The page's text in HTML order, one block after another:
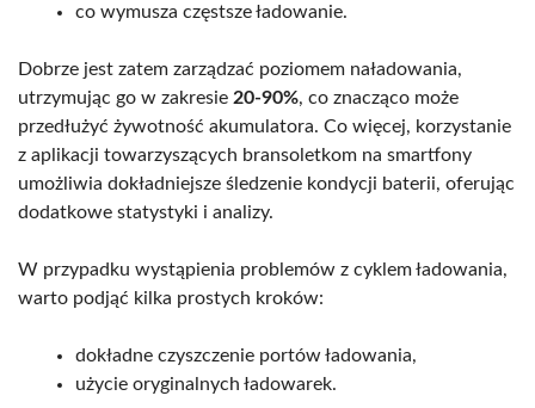
co wymusza częstsze ładowanie.
Dobrze jest zatem zarządzać poziomem naładowania,
utrzymując go w zakresie 20-90%, co znacząco może
przedłużyć żywotność akumulatora. Co więcej, korzystanie
z aplikacji towarzyszących bransoletkom na smartfony
umożliwia dokładniejsze śledzenie kondycji baterii, oferując
dodatkowe statystyki i analizy.
W przypadku wystąpienia problemów z cyklem ładowania,
warto podjąć kilka prostych kroków:
dokładne czyszczenie portów ładowania,
użycie oryginalnych ładowarek.